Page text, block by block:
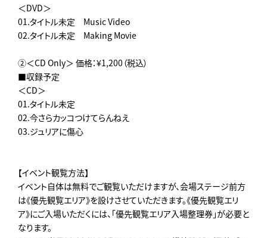
＜DVD＞
01.タイトル未定 Music Video
02.タイトル未定 Making Movie
②＜CD Only＞ 価格：¥1,200（税込）
■収録予定
＜CD＞
01.タイトル未定
02.今さらカッコつけてらんねえ
03.ジュリアに傷心
【イベント観覧方法】
イベント自体は無料でご観覧いただけますが、会場ステージ前方
は《優先観覧エリア》を設けさせていただきます。《優先観覧エリ
ア》にご入場いただくには、「優先観覧エリア入場整理券」が必要と
なります。